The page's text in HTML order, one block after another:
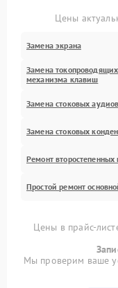
Цены
Замена экрана
Замена
механизма клавиш
Замена стоковых
Замена стоковых
Ремонт второстепенных
Простой ремонт
Цены в прайс-
Мы проверим ваше